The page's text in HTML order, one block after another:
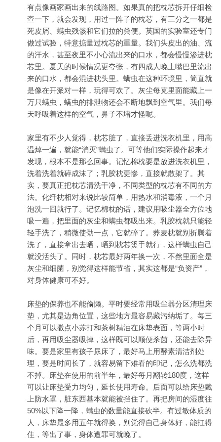
有点像画家画出来的线路图。如果真的把枕芯拆开仔细检
查一下，就会发现，用过一阵子的枕芯，有三分之一都是
死皮屑、螨虫残骸和它们拉的粪便。英国的实验室还专门
做过试验，特意掂量过枕芯的重量。我们头皮出的油、流
的汗水，甚至夜里不小心流出来的口水，都会慢慢渗进枕
芯里。夏天的时候情况更夸张，有四成人晚上嘴巴里流出
来的口水，都会混进枕头里。螨虫在这种环境里，简直就
是像在开派对一样，玩得可欢了。灰尘每克里面能藏上一
万只螨虫，螨虫的排泄物还会不断地飘到空气里。我们每
天呼吸着这样的空气，鼻子不堵才怪呢。
家里有不少人觉得，枕芯脏了，直接丢进洗衣机里，用高
温焯一遍，就能“消灭”螨虫了。可等他们实际操作起来才
发现，根本不是那么回事。记忆棉枕要是放进洗衣机里，
洗着洗着就碎成沫了；乳胶枕更惨，直接就散架了。其
实，要真正把枕芯清洗干净，不同类型的枕芯有不同的方
法。化纤枕相对来说比较简单，用热水和消毒液，一个月
泡洗一回就行了。记忆棉枕的话，建议用吸尘器全方位地
吸一遍，把里面的灰尘和螨虫都吸出来。乳胶枕就只能轻
轻手洗了，稍微使劲一点，它就碎了。荞麦枕就别折腾着
洗了，直接拿出去晒，晒到枕芯烫手就行，这样螨虫自己
就没活头了。同时，枕芯最好两年换一次，不然里面全是
灰尘和细菌，别觉得这样能节省，其实这都是“负资产”，
对身体健康可不好。
床垫的保养也不能偷懒。平时要经常用吸尘器分区清理床
垫，尤其是边角位置，这些地方最容易藏污纳垢了。每三
个月可以撒点小苏打和茶树精油在床垫表面，等两小时
后，再用吸尘器吸掉，这样既可以顺便杀菌，还能去除异
味。要是家里有孩子尿床了，最好马上用酵素清洁剂处
理，要是时间长了，就容易留下难看的印记，怎么洗都洗
不掉。床垫在使用的前半年，最好每月翻转180度，这样
可以让床垫受力均匀，延长使用寿命。后面可以给床垫戴
上防水罩，脏东西基本就能被挡住了。再把房间的湿度往
50%以下降一降，螨虫的数量能直接砍半。有过敏体质的
人，床垫最多用五年就得换，别觉得自己身体好，能扛得
住，等出了事，身体遭罪可就晚了。